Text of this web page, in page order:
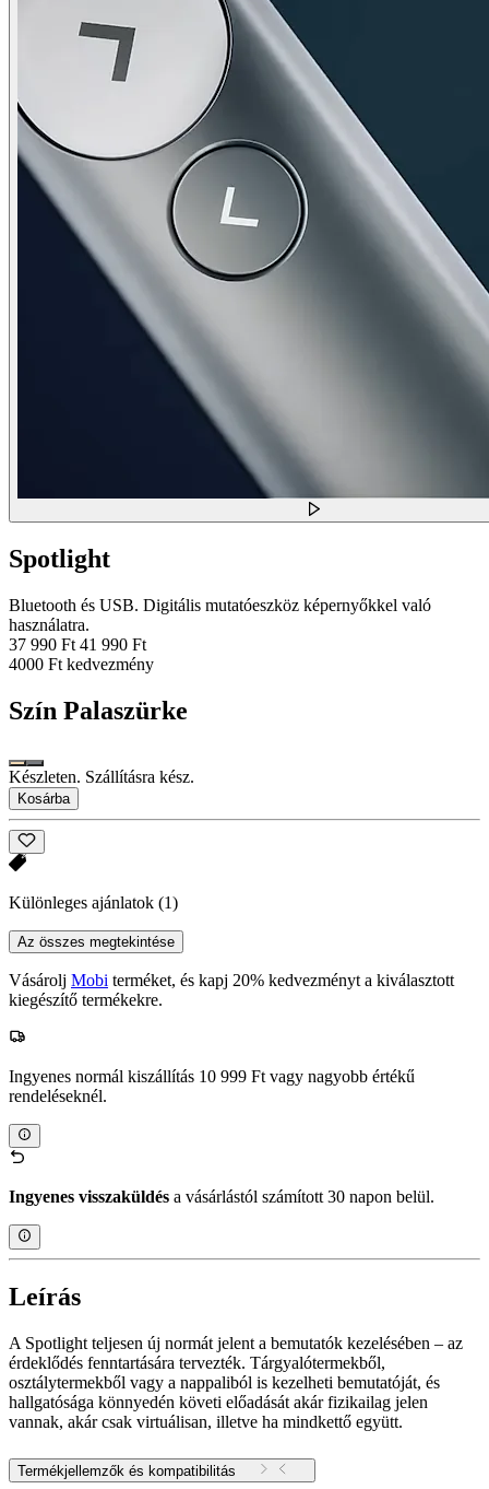
Spotlight
Bluetooth és USB. Digitális mutatóeszköz képernyőkkel való
használatra.
37 990 Ft 41 990 Ft
4000 Ft kedvezmény
Szín Palaszürke
Készleten. Szállításra kész.
Kosárba
Különleges ajánlatok (1)
Az összes megtekintése
Vásárolj Mobi terméket, és kapj 20% kedvezményt a kiválasztott
kiegészítő termékekre.
Ingyenes normál kiszállítás 10 999 Ft vagy nagyobb értékű
rendeléseknél.
Ingyenes visszaküldés a vásárlástól számított 30 napon belül.
Leírás
A Spotlight teljesen új normát jelent a bemutatók kezelésében – az
érdeklődés fenntartására tervezték. Tárgyalótermekből,
osztálytermekből vagy a nappaliból is kezelheti bemutatóját, és
hallgatósága könnyedén követi előadását akár fizikailag jelen
vannak, akár csak virtuálisan, illetve ha mindkettő együtt.
Termékjellemzők és kompatibilitás